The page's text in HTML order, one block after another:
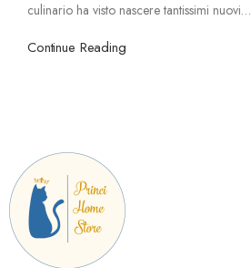
culinario ha visto nascere tantissimi nuovi…
Continue Reading